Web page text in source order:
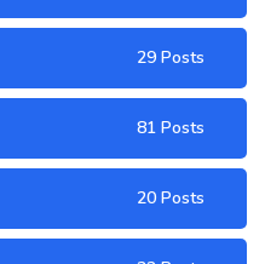
29 Posts
81 Posts
20 Posts